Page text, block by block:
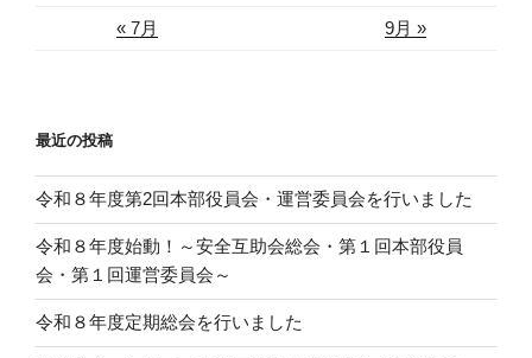
« 7月 9月 »
最近の投稿
令和８年度第2回本部役員会・運営委員会を行いました
令和８年度始動！～安全互助会総会・第１回本部役員
会・第１回運営委員会～
令和８年度定期総会を行いました